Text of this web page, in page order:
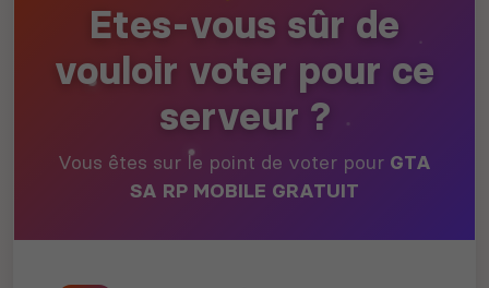
Etes-vous sûr de
vouloir voter pour ce
serveur ?
Vous êtes sur le point de voter pour GTA
SA RP MOBILE GRATUIT